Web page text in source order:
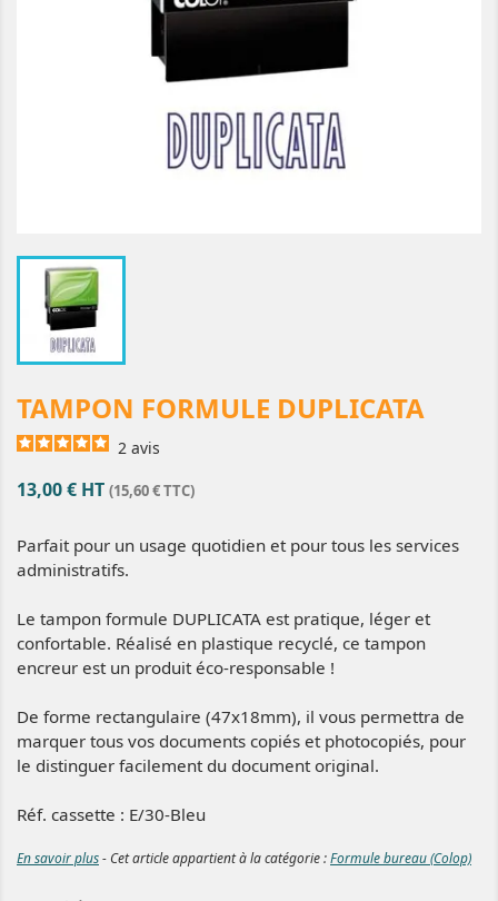
TAMPON FORMULE DUPLICATA
2 avis
13,00 € HT (15,60 € TTC)
Parfait pour un usage quotidien et pour tous les services
administratifs.
Le tampon formule DUPLICATA est pratique, léger et
confortable. Réalisé en plastique recyclé, ce tampon
encreur est un produit éco-responsable !
De forme rectangulaire (47x18mm), il vous permettra de
marquer tous vos documents copiés et photocopiés, pour
le distinguer facilement du document original.
Réf. cassette : E/30-Bleu
En savoir plus- Cet article appartient à la catégorie :Formule bureau (Colop)